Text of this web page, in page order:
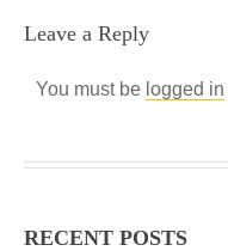
Leave a Reply
You must be logged in
RECENT POSTS